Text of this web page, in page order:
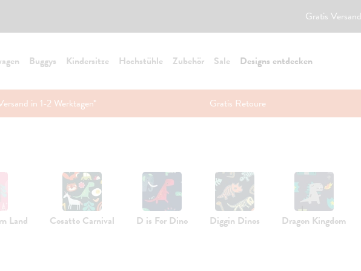
Gratis Versand
Buggys Kindersitze Hochstühle Zubehör Sale Designs entdecken
in 1-2 Werktagen* Gratis Retoure
Land Cosatto Carnival D is For Dino Diggin Dinos Dragon Kingdom